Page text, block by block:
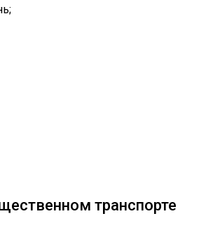
транспорте